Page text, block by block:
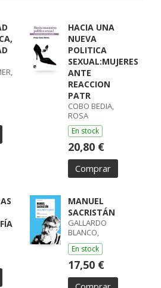
HACIA UNA
NUEVA
POLITICA
SEXUAL:MUJERES
ANTE
REACCION
PATR
COBO BEDIA,
ROSA
En stock
20,80 €
Comprar
MANUEL
SACRISTÁN
GALLARDO
BLANCO,
GONZALO
En stock
17,50 €